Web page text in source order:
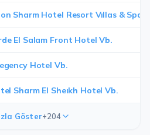
Sharm Hotel Resort Vıllas & Spa
El Salam Front Hotel Vb.
Hotel Vb.
Sharm El Sheıkh Hotel Vb.
Göster+204